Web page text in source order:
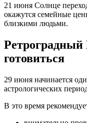
21 июня Солнце
окажутся семейные
близкими людьми.
готовиться
29 июня начинается
астрологических
В это время